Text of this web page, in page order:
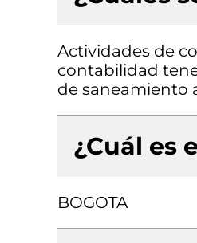
Actividades de
contabilidad
de saneamiento
¿Cuál es
BOGOTA